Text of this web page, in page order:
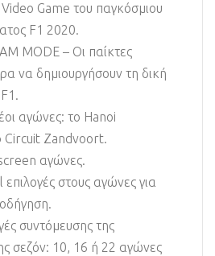
Game του παγκόσμιου
F1 2020.
MODE – Οι παίκτες
να δημιουργήσουν τη δική
αγώνες: το Hanoi
Circuit Zandvoort.
αγώνες.
επιλογές στους αγώνες για
συντόμευσης της
σεζόν: 10, 16 ή 22 αγώνες